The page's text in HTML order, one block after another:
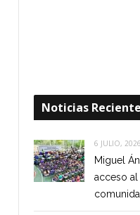
Noticias
6 JULIO, 2026
Miguel
acceso